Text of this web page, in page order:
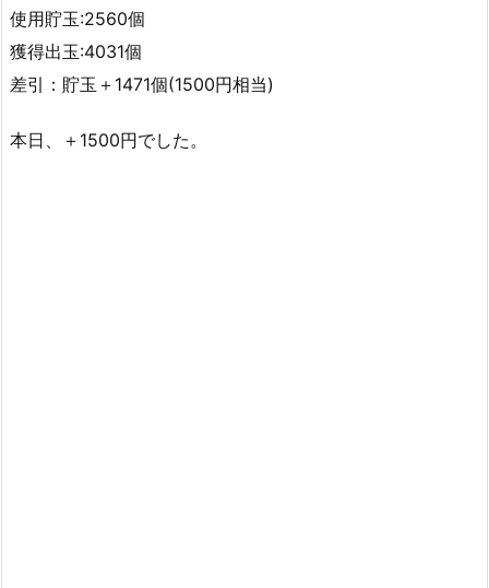
使用貯玉:2560個
獲得出玉:4031個
差引：貯玉＋1471個(1500円相当)
本日、＋1500円でした。